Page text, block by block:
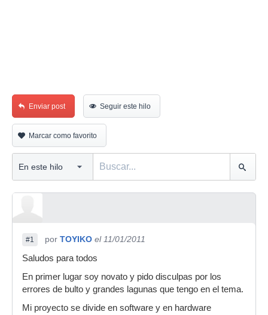
Enviar post Seguir este hilo
Marcar como favorito
#1 por TOYIKO el 11/01/2011
Saludos para todos
En primer lugar soy novato y pido disculpas por los
errores de bulto y grandes lagunas que tengo en el tema.
Mi proyecto se divide en software y en hardware